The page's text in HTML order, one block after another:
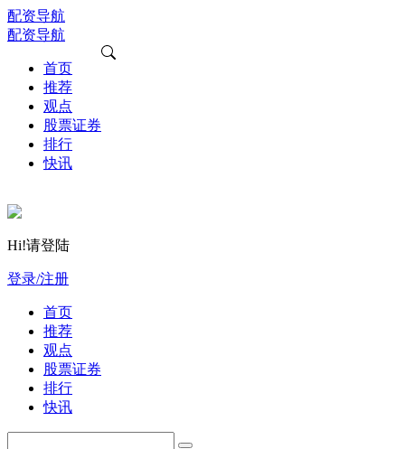
配资导航
配资导航
首页
推荐
观点
股票证券
排行
快讯
Hi!请登陆
登录/注册
首页
推荐
观点
股票证券
排行
快讯